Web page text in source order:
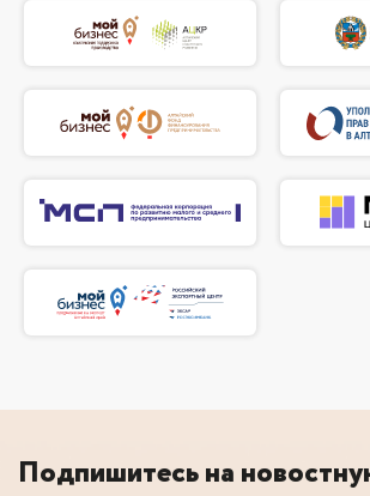
Подпишитесь на